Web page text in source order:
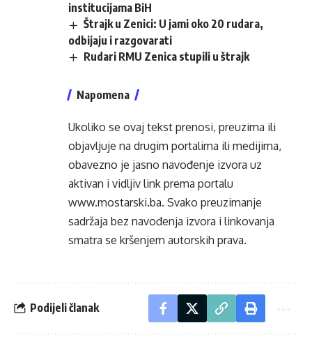
institucijama BiH
Štrajk u Zenici: U jami oko 20 rudara,
odbijaju i razgovarati
Rudari RMU Zenica stupili u štrajk
Napomena
Ukoliko se ovaj tekst prenosi, preuzima ili
objavljuje na drugim portalima ili medijima,
obavezno je jasno navođenje izvora uz
aktivan i vidljiv link prema portalu
www.mostarski.ba. Svako preuzimanje
sadržaja bez navođenja izvora i linkovanja
smatra se kršenjem autorskih prava.
Podijeli članak